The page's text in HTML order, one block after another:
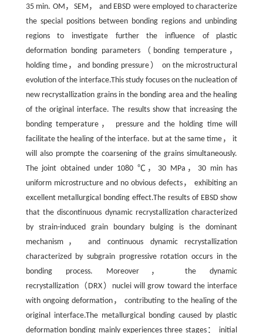
35 min. OM，SEM， and EBSD were employed to characterize
the special positions between bonding regions and unbinding
regions to investigate further the influence of plastic
deformation bonding parameters（bonding temperature，
holding time，and bonding pressure） on the microstructural
evolution of the interface.This study focuses on the nucleation of
new recrystallization grains in the bonding area and the healing
of the original interface. The results show that increasing the
bonding temperature， pressure and the holding time will
facilitate the healing of the interface. but at the same time， it
will also prompte the coarsening of the grains simultaneously.
The joint obtained under 1080 ℃，30 MPa，30 min has
uniform microstructure and no obvious defects， exhibiting an
excellent metallurgical bonding effect.The results of EBSD show
that the discontinuous dynamic recrystallization characterized
by strain-induced grain boundary bulging is the dominant
mechanism， and continuous dynamic recrystallization
characterized by subgrain progressive rotation occurs in the
bonding process. Moreover， the dynamic
recrystallization（DRX）nuclei will grow toward the interface
with ongoing deformation， contributing to the healing of the
original interface.The metallurgical bonding caused by plastic
deformation bonding mainly experiences three stages： initial